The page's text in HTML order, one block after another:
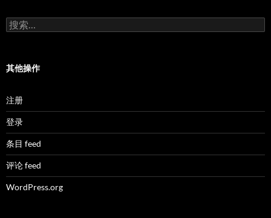
搜
索：
其他操作
注册
登录
条目 feed
评论 feed
WordPress.org